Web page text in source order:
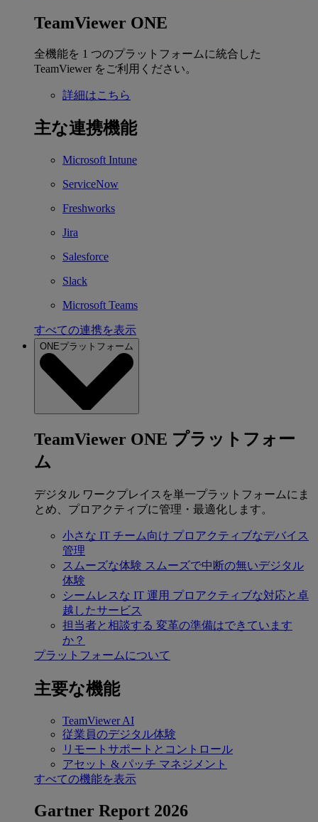
TeamViewer ONE
全機能を 1 つのプラットフォームに統合した
TeamViewer をご利用ください。
詳細はこちら
主な連携機能
Microsoft Intune
ServiceNow
Freshworks
Jira
Salesforce
Slack
Microsoft Teams
すべての連携を表示
ONEプラットフォーム
TeamViewer ONE プラットフォー
ム
デジタル ワークプレイスを単一プラットフォームにま
とめ、プロアクティブに管理・最適化します。
小さな IT チーム向け プロアクティブなデバイス
管理
スムーズな体験 スムーズで中断の無いデジタル
体験
シームレスな IT 運用 プロアクティブな対応と卓
越したサービス
担当者と相談する 変革の準備はできています
か？
プラットフォームについて
主要な機能
TeamViewer AI
従業員のデジタル体験
リモートサポートとコントロール
アセット & パッチ マネジメント
すべての機能を表示
Gartner Report 2026